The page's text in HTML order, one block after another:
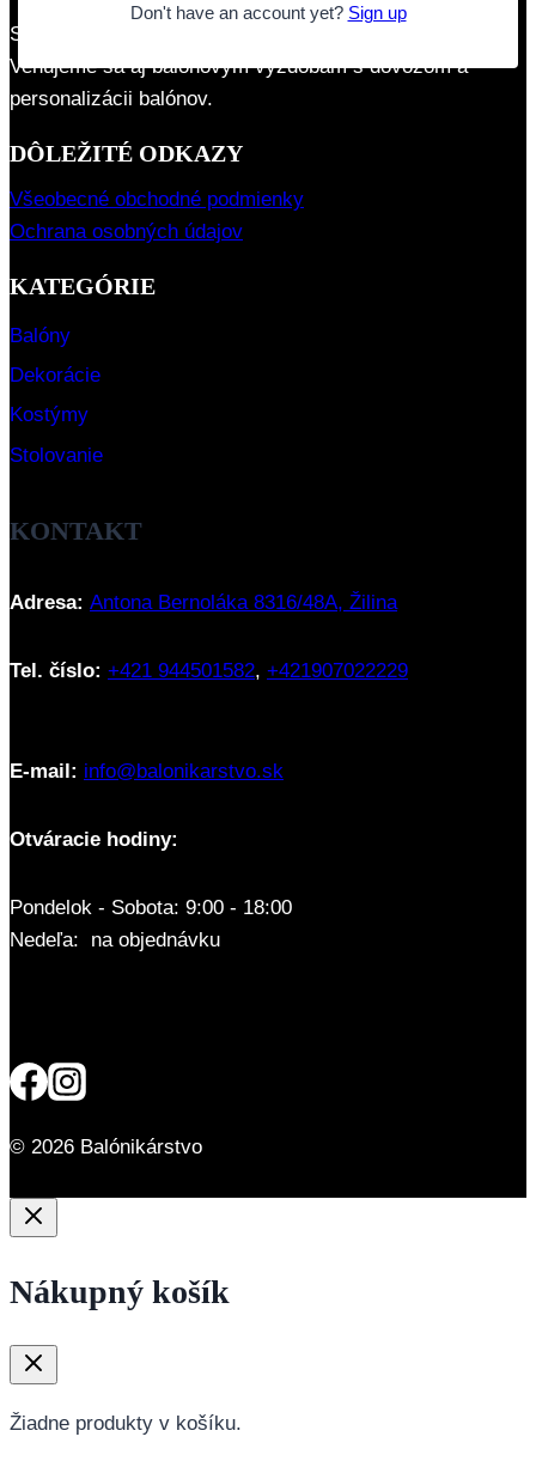
Sme rodinná firma so zameraním na párty produkty.
Venujeme sa aj balónovým výzdobám s dovozom a
personalizácii balónov.
DÔLEŽITÉ ODKAZY
Všeobecné obchodné podmienky
Ochrana osobných údajov
KATEGÓRIE
Balóny
Dekorácie
Kostýmy
Stolovanie
KONTAKT
Adresa: Antona Bernoláka 8316/48A, Žilina
Tel. číslo: +421 944501582, +421907022229
E-mail: info@balonikarstvo.sk
Otváracie hodiny:
Pondelok - Sobota: 9:00 - 18:00
Nedeľa: na objednávku
© 2026 Balónikárstvo
Don't have an account yet? Sign up
Nákupný košík
Žiadne produkty v košíku.